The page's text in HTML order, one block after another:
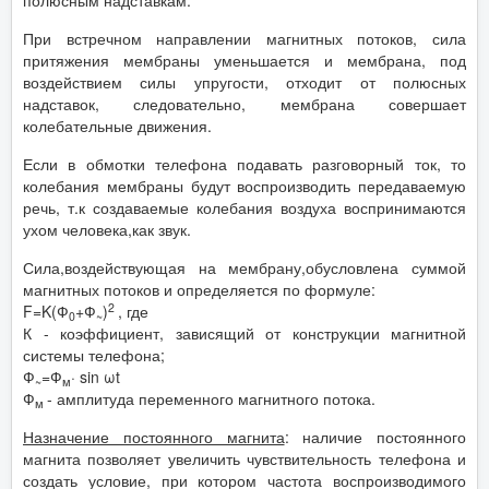
При встречном направлении магнитных потоков, сила
притяжения мембраны уменьшается и мембрана, под
воздействием силы упругости, отходит от полюсных
надставок, следовательно, мембрана совершает
колебательные движения.
Если в обмотки телефона подавать разговорный ток, то
колебания мембраны будут воспроизводить передаваемую
речь, т.к создаваемые колебания воздуха воспринимаются
ухом человека,как звук.
Сила,воздействующая на мембрану,обусловлена суммой
магнитных потоков и определяется по формуле:
F=K(Ф0+Ф~)2 , где
К - коэффициент, зависящий от конструкции магнитной
системы телефона;
Ф~=Фм· sin ωt
Фм - амплитуда переменного магнитного потока.
Назначение постоянного магнита: наличие постоянного
магнита позволяет увеличить чувствительность телефона и
создать условие, при котором частота воспроизводимого